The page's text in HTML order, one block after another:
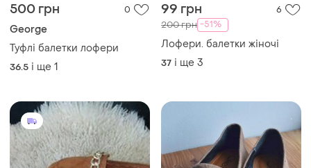
500 грн 0
George
Туфлі балетки лофери
36.5 і ще 1
99 грн 6
200 грн -51%
Лофери. балетки жіночі
37 і ще 3